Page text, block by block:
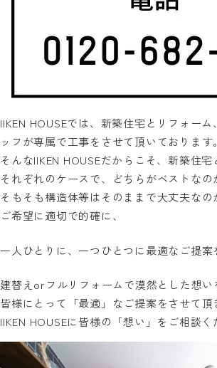
IIKEN HOUSEでは、新築住宅とリフォー
ッフが専属で工事をさせて頂いております。
そんなIIKEN HOUSEだからこそ、新築住
それぞれのケースで、どちらがベストなの
そもそも構造体等はそのままで大丈夫なの
ご希望に適切で的確に、
一人ひとりに、一つひとつに最適なご提案
建替えorフルリフォームで漠然とした想い
皆様にとって「最適」なご提案をさせて頂
IIKEN HOUSEに皆様の「想い」をご相談く